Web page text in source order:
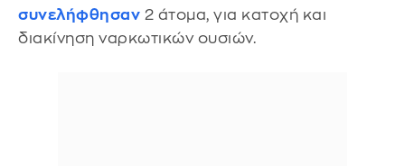
συνελήφθησαν 2 άτομα, για κατοχή και
διακίνηση ναρκωτικών ουσιών.